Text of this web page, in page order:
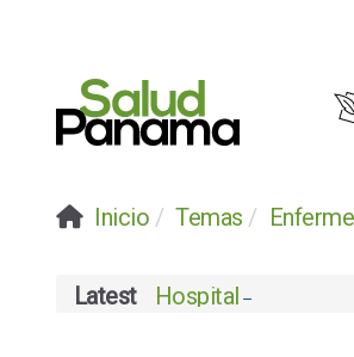
Inicio Temas
Latest Hospital Chiriquí